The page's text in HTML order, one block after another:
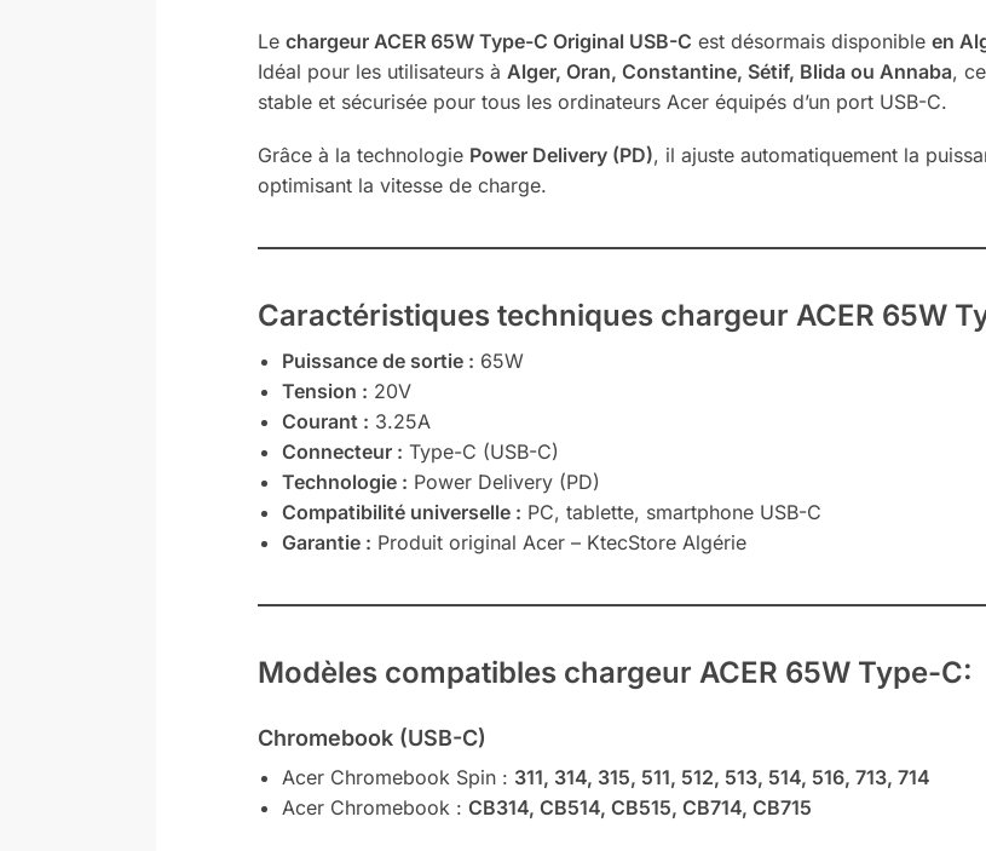
Le chargeur ACER 65W Type-C Original USB-C est désormais disponible en
Idéal pour les utilisateurs à Alger, Oran, Constantine, Sétif, Blida ou Annaba,
stable et sécurisée pour tous les ordinateurs Acer équipés d’un port USB-C.
Grâce à la technologie Power Delivery (PD), il ajuste automatiquement la
optimisant la vitesse de charge.
Caractéristiques techniques chargeur ACER 65W
Puissance de sortie : 65W
Tension : 20V
Courant : 3.25A
Connecteur : Type-C (USB-C)
Technologie : Power Delivery (PD)
Compatibilité universelle : PC, tablette, smartphone USB-C
Garantie : Produit original Acer – KtecStore Algérie
Modèles compatibles chargeur ACER 65W Type-C:
Chromebook (USB-C)
Acer Chromebook Spin : 311, 314, 315, 511, 512, 513, 514, 516, 713, 714
Acer Chromebook : CB314, CB514, CB515, CB714, CB715